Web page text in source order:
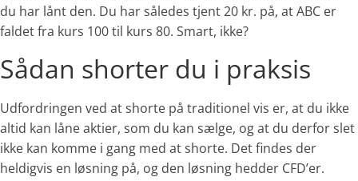
du har lånt den. Du har således tjent 20 kr. på, at ABC er
faldet fra kurs 100 til kurs 80. Smart, ikke?
Sådan shorter du i praksis
Udfordringen ved at shorte på traditionel vis er, at du ikke
altid kan låne aktier, som du kan sælge, og at du derfor slet
ikke kan komme i gang med at shorte. Det findes der
heldigvis en løsning på, og den løsning hedder CFD’er.